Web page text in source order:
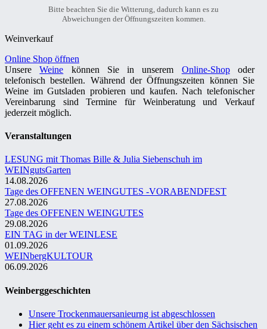
Bitte beachten Sie die Witterung, dadurch kann es zu
Abweichungen der Öffnungszeiten kommen.
Weinverkauf
Online Shop öffnen
UnsereWeine können Sie in unserem Online-Shopoder
telefonisch bestellen. Während der Öffnungszeiten können Sie
Weine im Gutsladen probieren und kaufen. Nach telefonischer
Vereinbarung sind Termine für Weinberatung und Verkauf
jederzeit möglich.
Veranstaltungen
LESUNG mit Thomas Bille & Julia Siebenschuh im
WEINgutsGarten
14.08.2026
Tage des OFFENEN WEINGUTES -VORABENDFEST
27.08.2026
Tage des OFFENEN WEINGUTES
29.08.2026
EIN TAG in der WEINLESE
01.09.2026
WEINbergKULTOUR
06.09.2026
Weinberggeschichten
Unsere Trockenmauersanieurng ist abgeschlossen
Hier geht es zu einem schönem Artikel über den Sächsischen